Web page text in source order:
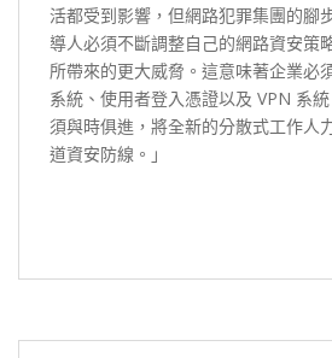
活都受到影響，但網路犯罪集團的腳
導人必須不斷調整自己的網路資安策
所帶來的更大威脅。這意味著企業必
系統、使用者登入憑證以及 VPN 系
須與時俱進，將全新的分散式工作人
道資安防線。」